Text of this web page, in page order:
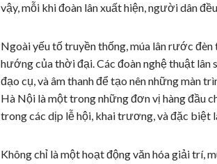
vậy, mỗi khi đoàn lân xuất hiện, người dân
Ngoài yếu tố truyền thống, múa lân rước
hướng của thời đại. Các đoàn nghệ thuật
đạo cụ, và âm thanh để tạo nên những màn
Hà Nội là một trong những đơn vị hàng đầu
trong các dịp lễ hội, khai trương, và đặc biệt
Không chỉ là một hoạt động văn hóa giải trí,